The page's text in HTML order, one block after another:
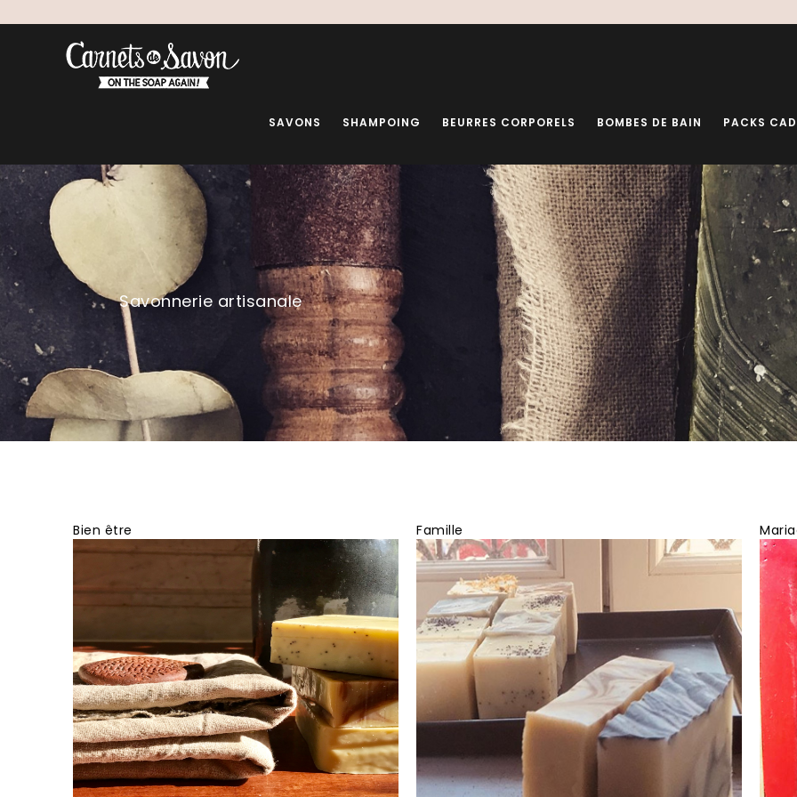
SAVONS SHAMPOING BEURRES CORPORELS BOMBES DE BAIN PACKS
Savonnerie artisanale
Bien être Famille